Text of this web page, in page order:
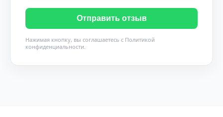
Отправить отзыв
Нажимая кнопку, вы соглашаетесь с Политикой
конфиденциальности